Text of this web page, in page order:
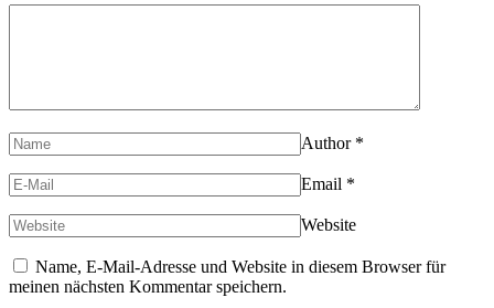
Author *
Email *
Website
Name, E-Mail-Adresse und Website in diesem Browser für
meinen nächsten Kommentar speichern.